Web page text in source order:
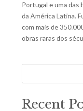
Portugal e uma das
da América Latina.
com mais de
obras raras dos
Recent